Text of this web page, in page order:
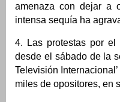
amenaza con dejar a
intensa sequía ha
4. Las protestas por el
desde el sábado de la
Televisión
miles de opositores, en